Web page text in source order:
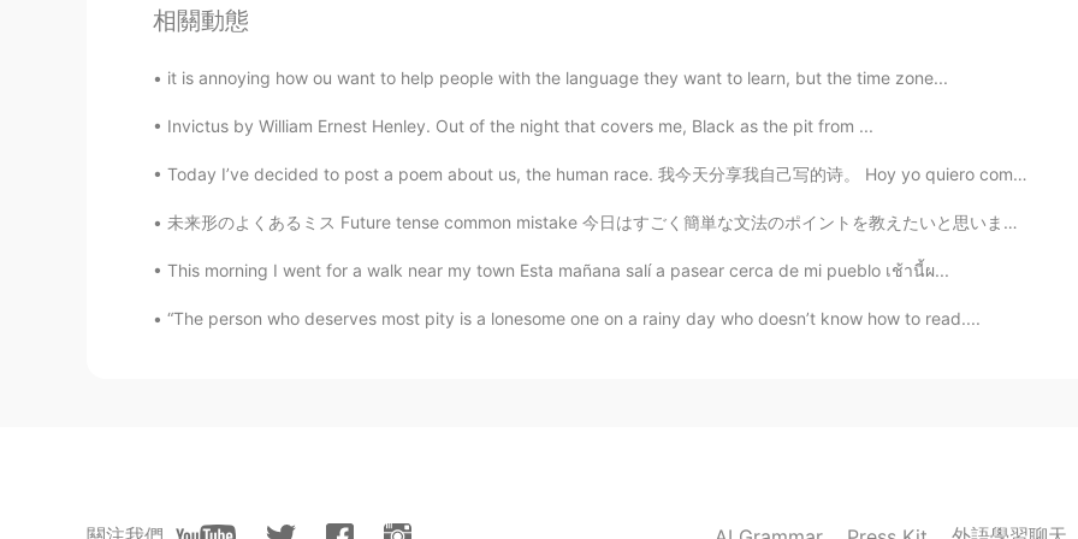
ES EN
Hola
Ximena Perez 2020.05.26 16:38
porque tengo demasiado tempo libreahora
Acabo de terminar universidad y durante las vacaciones me gusta practicar español
Me llamo Eleanor y soy
相關動態
it is annoying how ou want to help people with the language they want to learn, but the time zone...
Invictus by William Ernest Henley. Out of the night that covers me, Black as the pit from ...
Today I’ve decided to post a poem about us, the human race. 我今天分享我自己写的诗。 Hoy yo quiero compart...
未来形のよくあるミス Future tense common mistake 今日はすごく簡単な文法のポイントを教えたいと思います。 I want to teach you a really ...
This morning I went for a walk near my town Esta mañana salí a pasear cerca de mi pueblo เช้านี้ผ...
“The person who deserves most pity is a lonesome one on a rainy day who doesn’t know how to read....